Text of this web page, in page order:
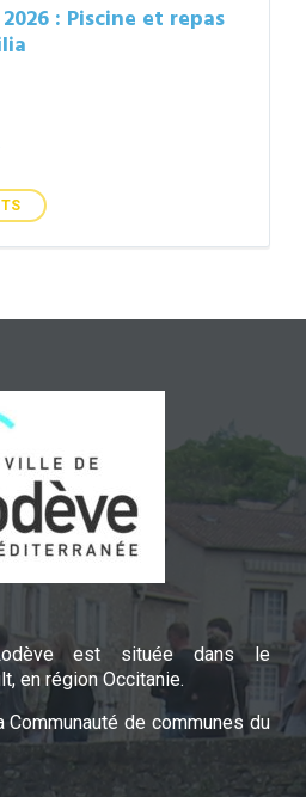
: Piscine et repas
est située dans le
en région Occitanie.
de communes du